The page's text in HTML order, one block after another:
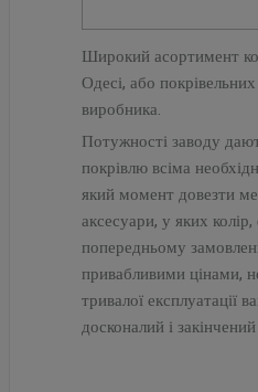
Широкий асортимент
Одесі, або
виробника.
Потужності заводу
покрівлю всіма
який момент довезти
аксесуари, у яких
попередньому
привабливими цінами,
тривалої експлуатації
досконалий і